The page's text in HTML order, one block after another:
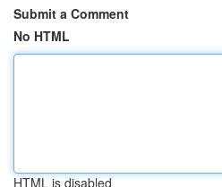
Submit a Comment
No HTML
HTML is disabled